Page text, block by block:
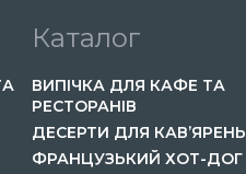
Каталог
ВИПІЧКА ДЛЯ КАФЕ ТА
РЕСТОРАНІВ
ДЕСЕРТИ ДЛЯ КАВ’ЯРЕНЬ
ФРАНЦУЗЬКИЙ ХОТ-ДОГ